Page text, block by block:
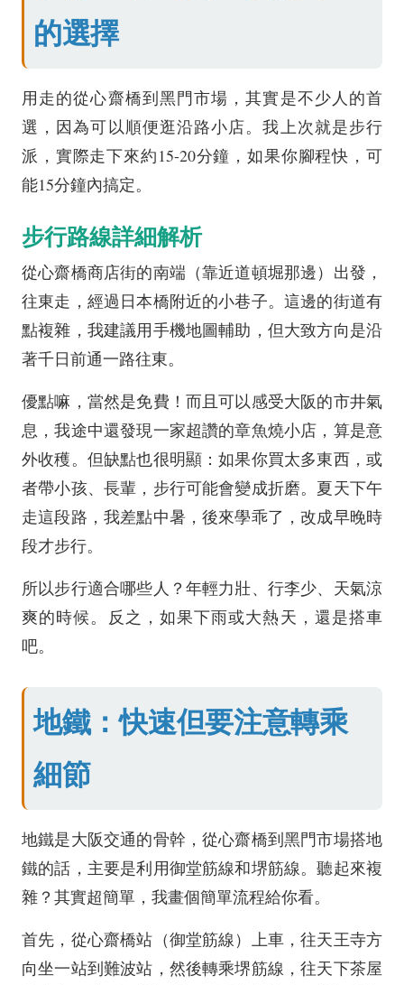
的選擇
用走的從心齋橋到黑門市場，其實是不少人的首
選，因為可以順便逛沿路小店。我上次就是步行
派，實際走下來約15-20分鐘，如果你腳程快，可
能15分鐘內搞定。
步行路線詳細解析
從心齋橋商店街的南端（靠近道頓堀那邊）出發，
往東走，經過日本橋附近的小巷子。這邊的街道有
點複雜，我建議用手機地圖輔助，但大致方向是沿
著千日前通一路往東。
優點嘛，當然是免費！而且可以感受大阪的市井氣
息，我途中還發現一家超讚的章魚燒小店，算是意
外收穫。但缺點也很明顯：如果你買太多東西，或
者帶小孩、長輩，步行可能會變成折磨。夏天下午
走這段路，我差點中暑，後來學乖了，改成早晚時
段才步行。
所以步行適合哪些人？年輕力壯、行李少、天氣涼
爽的時候。反之，如果下雨或大熱天，還是搭車
吧。
地鐵：快速但要注意轉乘
細節
地鐵是大阪交通的骨幹，從心齋橋到黑門市場搭地
鐵的話，主要是利用御堂筋線和堺筋線。聽起來複
雜？其實超簡單，我畫個簡單流程給你看。
首先，從心齋橋站（御堂筋線）上車，往天王寺方
向坐一站到難波站，然後轉乘堺筋線，往天下茶屋